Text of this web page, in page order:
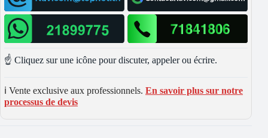
☝️ Cliquez sur une icône pour discuter, appeler ou écrire.
ℹ️ Vente exclusive aux professionnels. En savoir plus sur notre
processus de devis